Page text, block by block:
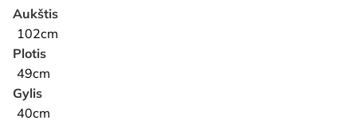
Aukštis
102cm
Plotis
49cm
Gylis
40cm